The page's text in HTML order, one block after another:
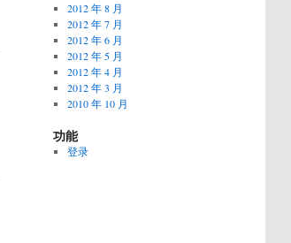
2012 年 8 月
2012 年 7 月
2012 年 6 月
2012 年 5 月
2012 年 4 月
2012 年 3 月
2010 年 10 月
功能
登录